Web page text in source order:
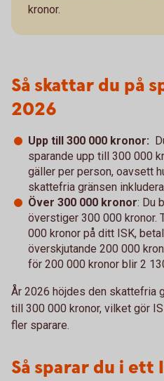
kronor.
Så skattar du på
2026
Upp till 300 000 kronor:
sparande upp till 300 000
gäller per person, oavsett
skattefria gränsen
Över 300 000 kronor: Du
överstiger 300 000 kronor.
000 kronor på ditt ISK,
överskjutande 200 000
för 200 000 kronor blir 2
År 2026 höjdes den skattefria
till 300 000 kronor, vilket gör
fler sparare.
Så sparar du i ett